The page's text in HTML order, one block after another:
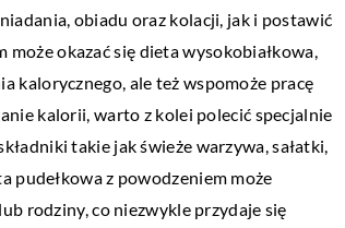
obiadu oraz kolacji, jak i postawić
okazać się dieta wysokobiałkowa,
kalorycznego, ale też wspomoże pracę
kalorii, warto z kolei polecić specjalnie
takie jak świeże warzywa, sałatki,
pudełkowa z powodzeniem może
rodziny, co niezwykle przydaje się
Manekiny – w jakiej branży są niezbędne?
Manekiny są niezbędne w przemyśle mody
public relations, ponieważ pomagają
ludziom, jak wygląda dany strój. W branży